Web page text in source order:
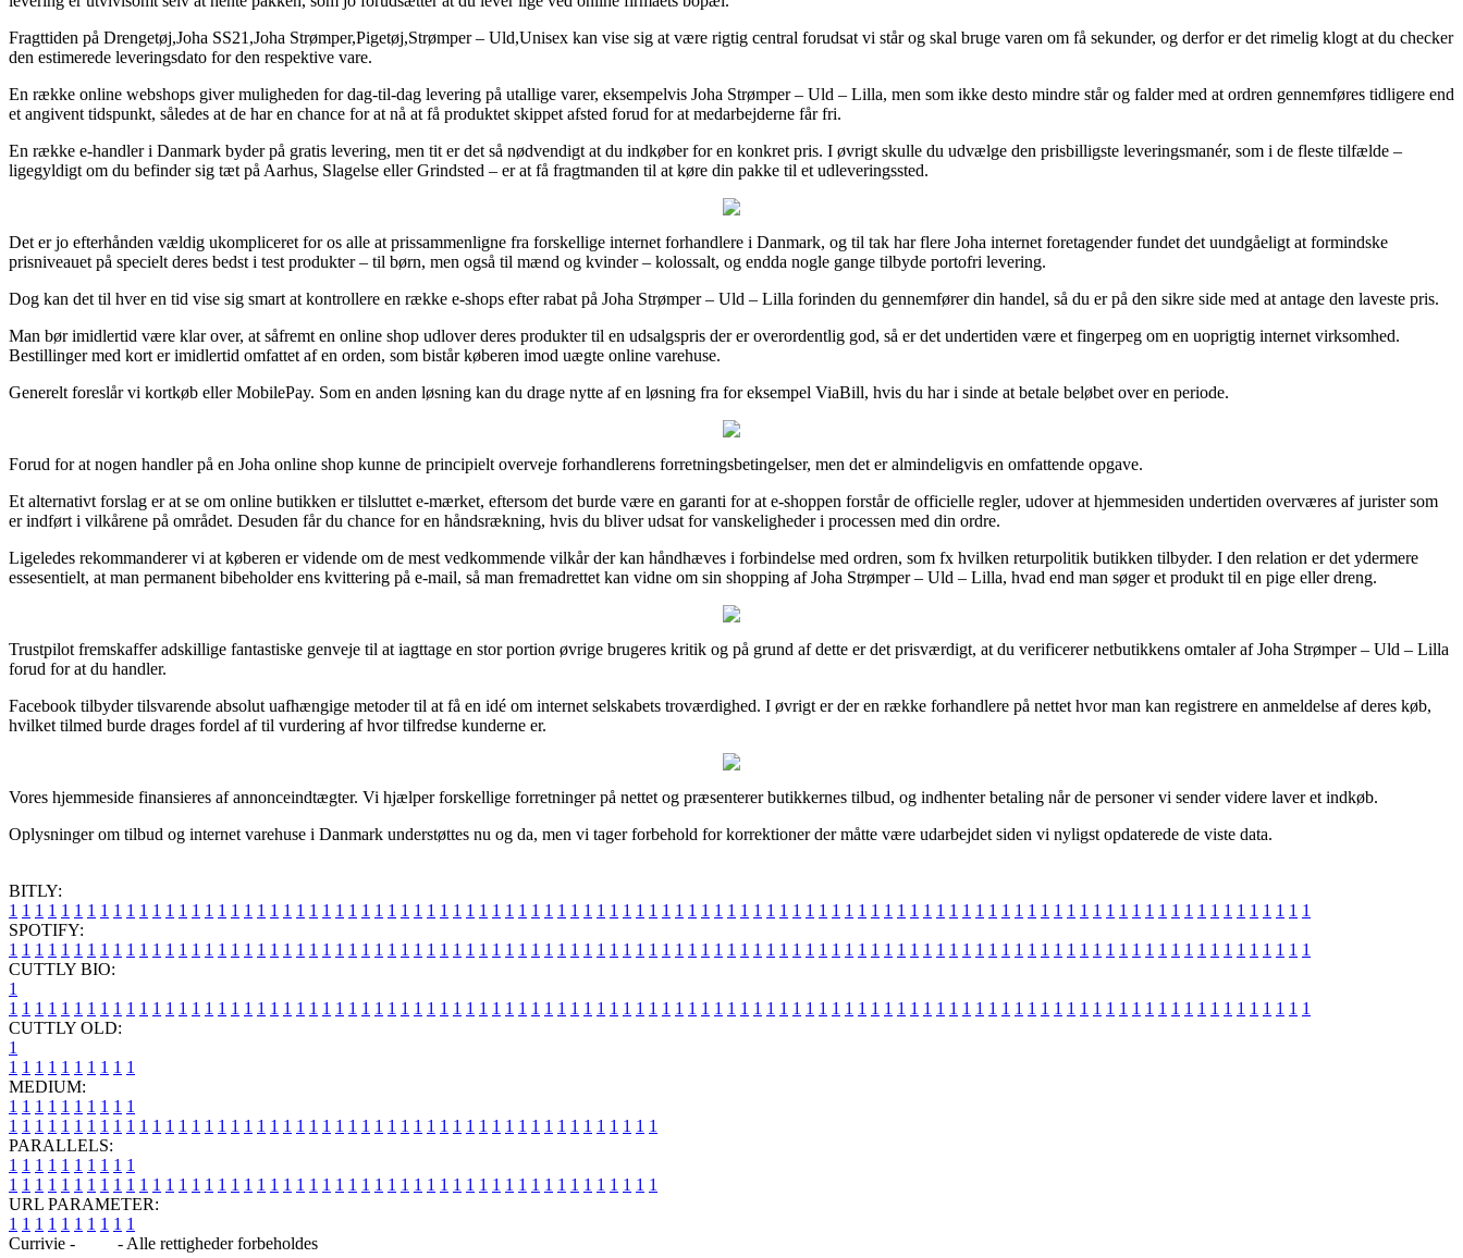
Fragttiden på Drengetøj,Joha SS21,Joha Strømper,Pigetøj,Strømper – Uld,Unisex kan vise sig at være rigtig central forudsat vi står og skal bruge varen om få sekunder, og derfor er det rimelig klogt at du checker
den estimerede leveringsdato for den respektive vare.
En række online webshops giver muligheden for dag-til-dag levering på utallige varer, eksempelvis Joha Strømper – Uld – Lilla, men som ikke desto mindre står og falder med at ordren gennemføres tidligere end
et angivent tidspunkt, således at de har en chance for at nå at få produktet skippet afsted forud for at medarbejderne får fri.
En række e-handler i Danmark byder på gratis levering, men tit er det så nødvendigt at du indkøber for en konkret pris. I øvrigt skulle du udvælge den prisbilligste leveringsmanér, som i de fleste tilfælde –
ligegyldigt om du befinder sig tæt på Aarhus, Slagelse eller Grindsted – er at få fragtmanden til at køre din pakke til et udleveringssted.
Det er jo efterhånden vældig ukompliceret for os alle at prissammenligne fra forskellige internet forhandlere i Danmark, og til tak har flere Joha internet foretagender fundet det uundgåeligt at formindske
prisniveauet på specielt deres bedst i test produkter – til børn, men også til mænd og kvinder – kolossalt, og endda nogle gange tilbyde portofri levering.
Dog kan det til hver en tid vise sig smart at kontrollere en række e-shops efter rabat på Joha Strømper – Uld – Lilla forinden du gennemfører din handel, så du er på den sikre side med at antage den laveste pris.
Man bør imidlertid være klar over, at såfremt en online shop udlover deres produkter til en udsalgspris der er overordentlig god, så er det undertiden være et fingerpeg om en uoprigtig internet virksomhed.
Bestillinger med kort er imidlertid omfattet af en orden, som bistår køberen imod uægte online varehuse.
Generelt foreslår vi kortkøb eller MobilePay. Som en anden løsning kan du drage nytte af en løsning fra for eksempel ViaBill, hvis du har i sinde at betale beløbet over en periode.
Forud for at nogen handler på en Joha online shop kunne de principielt overveje forhandlerens forretningsbetingelser, men det er almindeligvis en omfattende opgave.
Et alternativt forslag er at se om online butikken er tilsluttet e-mærket, eftersom det burde være en garanti for at e-shoppen forstår de officielle regler, udover at hjemmesiden undertiden overværes af jurister som
er indført i vilkårene på området. Desuden får du chance for en håndsrækning, hvis du bliver udsat for vanskeligheder i processen med din ordre.
Ligeledes rekommanderer vi at køberen er vidende om de mest vedkommende vilkår der kan håndhæves i forbindelse med ordren, som fx hvilken returpolitik butikken tilbyder. I den relation er det ydermere
essesentielt, at man permanent bibeholder ens kvittering på e-mail, så man fremadrettet kan vidne om sin shopping af Joha Strømper – Uld – Lilla, hvad end man søger et produkt til en pige eller dreng.
Trustpilot fremskaffer adskillige fantastiske genveje til at iagttage en stor portion øvrige brugeres kritik og på grund af dette er det prisværdigt, at du verificerer netbutikkens omtaler af Joha Strømper – Uld – Lilla
forud for at du handler.
Facebook tilbyder tilsvarende absolut uafhængige metoder til at få en idé om internet selskabets troværdighed. I øvrigt er der en række forhandlere på nettet hvor man kan registrere en anmeldelse af deres køb,
hvilket tilmed burde drages fordel af til vurdering af hvor tilfredse kunderne er.
Vores hjemmeside finansieres af annonceindtægter. Vi hjælper forskellige forretninger på nettet og præsenterer butikkernes tilbud, og indhenter betaling når de personer vi sender videre laver et indkøb.
Oplysninger om tilbud og internet varehuse i Danmark understøttes nu og da, men vi tager forbehold for korrektioner der måtte være udarbejdet siden vi nyligst opdaterede de viste data.
BITLY:
1 1 1 1 1 1 1 1 1 1 1 1 1 1 1 1 1 1 1 1 1 1 1 1 1 1 1 1 1 1 1 1 1 1 1 1 1 1 1 1 1 1 1 1 1 1 1 1 1 1 1 1 1 1 1 1 1 1 1 1 1 1 1 1 1 1 1 1 1 1 1 1 1 1 1 1 1 1 1 1 1 1 1 1 1 1 1 1 1 1 1 1 1 1 1 1 1 1 1 1
SPOTIFY:
1 1 1 1 1 1 1 1 1 1 1 1 1 1 1 1 1 1 1 1 1 1 1 1 1 1 1 1 1 1 1 1 1 1 1 1 1 1 1 1 1 1 1 1 1 1 1 1 1 1 1 1 1 1 1 1 1 1 1 1 1 1 1 1 1 1 1 1 1 1 1 1 1 1 1 1 1 1 1 1 1 1 1 1 1 1 1 1 1 1 1 1 1 1 1 1 1 1 1 1
CUTTLY BIO:
1
1 1 1 1 1 1 1 1 1 1 1 1 1 1 1 1 1 1 1 1 1 1 1 1 1 1 1 1 1 1 1 1 1 1 1 1 1 1 1 1 1 1 1 1 1 1 1 1 1 1 1 1 1 1 1 1 1 1 1 1 1 1 1 1 1 1 1 1 1 1 1 1 1 1 1 1 1 1 1 1 1 1 1 1 1 1 1 1 1 1 1 1 1 1 1 1 1 1 1 1
CUTTLY OLD:
1
1 1 1 1 1 1 1 1 1 1
MEDIUM:
1 1 1 1 1 1 1 1 1 1
1 1 1 1 1 1 1 1 1 1 1 1 1 1 1 1 1 1 1 1 1 1 1 1 1 1 1 1 1 1 1 1 1 1 1 1 1 1 1 1 1 1 1 1 1 1 1 1 1 1
PARALLELS:
1 1 1 1 1 1 1 1 1 1
1 1 1 1 1 1 1 1 1 1 1 1 1 1 1 1 1 1 1 1 1 1 1 1 1 1 1 1 1 1 1 1 1 1 1 1 1 1 1 1 1 1 1 1 1 1 1 1 1 1
URL PARAMETER:
1 1 1 1 1 1 1 1 1 1
Currivie -
- Alle rettigheder forbeholdes